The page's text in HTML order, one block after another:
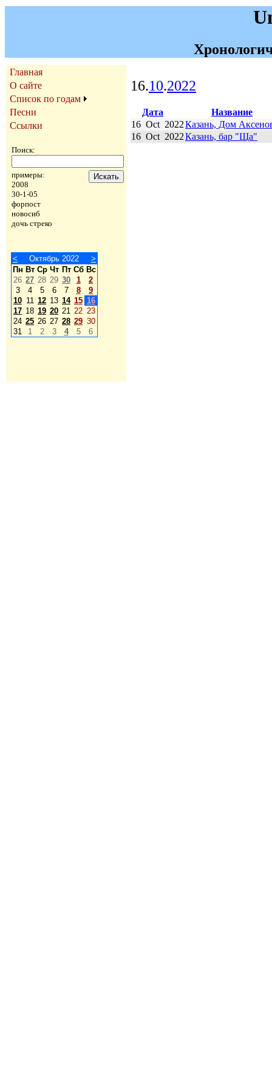
Главная
О сайте
Список по годам
Песни
Ссылки
Поиск:
примеры:
2008
30-1-05
форпост
новосиб
дочь стреко
< Октябрь 2022
>
Пн Вт Ср Чт Пт Сб Вс
26 27 28 29 30 1
2
3
4 5 6 7 8
9
10 11 12 13 14 15 16
17 18 19 20 21 22 23
24 25 26 27 28 29 30
31
1 2 3 4 5 6
16.10.2022
Дата
Название
16 Oct 2022Казань, Дом
16 Oct 2022Казань, бар "Ща"